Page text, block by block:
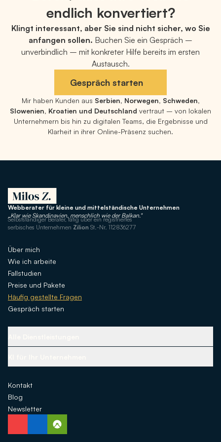
endlich konvertiert?
Klingt interessant, aber Sie sind nicht sicher, wo Sie
anfangen sollen. Buchen Sie ein Gespräch –
unverbindlich – mit konkreter Hilfe bereits im ersten
Austausch.
Gespräch starten
Mir haben Kunden aus Serbien, Norwegen, Schweden,
Slowenien, Kroatien und Deutschland vertraut – von lokalen
Unternehmern bis hin zu digitalen Teams, die Ergebnisse und
Klarheit in ihrer Online-Präsenz suchen.
Webberater für kleine und mittelständische Unternehmen
„Klar wie Skandinavien, menschlich wie der Balkan."
Selbstständiger Berater, tätig über ein registriertes
serbisches Unternehmen Zilion St.-Nr. 112836277
Über mich
Wie ich arbeite
Fallstudien
Preise und Pakete
Häufig gestellte Fragen
Gespräch starten
Auswahl der richtigen Technologie
Kommunikation & Konversion
Inhaltsautomatisierung
KI-Werkzeuge
KI-Integrationen
Kontakt
Blog
Newsletter